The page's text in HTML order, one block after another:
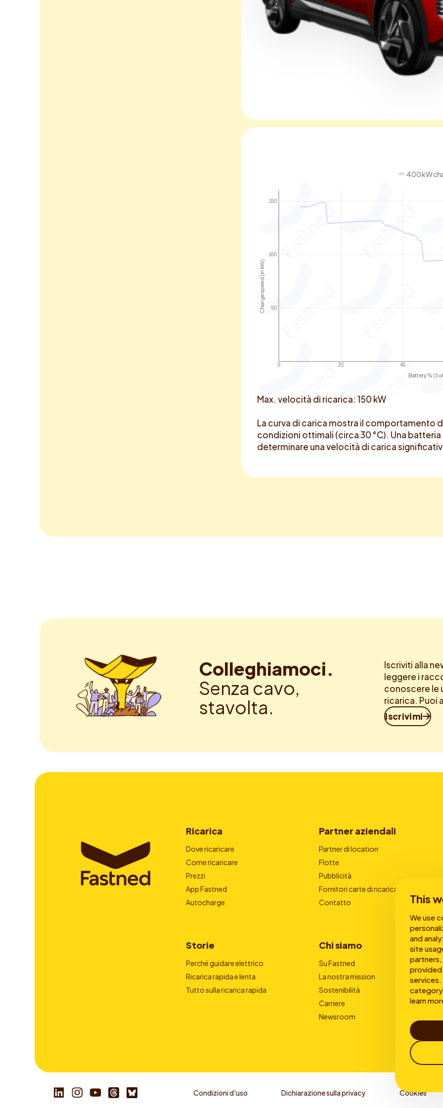
This
We use
and
site
services.
category
learn
400 kW
0 20 40
50
100
150
Battery %
Charge speed (in kW)
Max. velocità di ricarica: 150 kW
La curva di carica mostra il comportamento
condizioni ottimali (circa 30 °C). Una
determinare una velocità di carica
Colleghiamoci.
Senza cavo,
stavolta.
Iscriviti alla
leggere i
conoscere le
ricarica. Puoi
Iscrivimi
Ricarica
Dove ricaricare
Come ricaricare
Prezzi
App Fastned
Autocharge
Partner aziendali
Partner di location
Flotte
Pubblicità
Fornitori carte di ricarica
Contatto
Storie
Perché guidare elettrico
Ricarica rapida e lenta
Tutto sulla ricarica rapida
Chi siamo
Su Fastned
La nostra mission
Sostenibilità
Carriere
Newsroom
Condizioni d'uso Dichiarazione sulla privacy Cookies